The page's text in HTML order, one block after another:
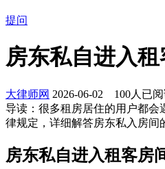
提问
房东私自进入
大律师网 2026-06-02 100人已
导读： 很多租房居住的用户都会
律规定，详细解答房东私入房间
房东私自进入租客房